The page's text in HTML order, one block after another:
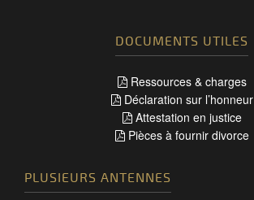
DOCUMENTS UTILES
Ressources & charges
Déclaration sur l’honneur
Attestation en justice
Pièces à fournir divorce
PLUSIEURS ANTENNES